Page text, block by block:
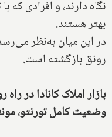
نگاه دارند، و افرادی
بهتر هستند.
در این میان به‌نظر
رونق بازگشته است.
بازار املاک کانادا در
وضعیت کامل تورنتو،